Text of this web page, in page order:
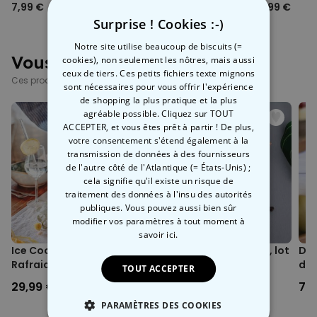
7,99 € 9,99 €
Vous avez vu ?
Ces produits pourraient aussi vous intéresser
Ice Cooler –
Rafraichisseur de
bouteilles créatif
29,99 €
Cuillères à café Chats, lot
de 4
14,99 €
Surprise ! Cookies :-)
Notre site utilise beaucoup de biscuits (=
cookies), non seulement les nôtres, mais aussi
ceux de tiers. Ces petits fichiers texte mignons
sont nécessaires pour vous offrir l'expérience
de shopping la plus pratique et la plus
agréable possible. Cliquez sur TOUT
ACCEPTER, et vous êtes prêt à partir ! De plus,
votre consentement s'étend également à la
transmission de données à des fournisseurs
de l'autre côté de l'Atlantique (= États-Unis) ;
cela signifie qu'il existe un risque de
traitement des données à l'insu des autorités
publiques. Vous pouvez aussi bien sûr
modifier vos paramètres à tout moment à
savoir ici.
TOUT ACCEPTER
PARAMÈTRES DES COOKIES